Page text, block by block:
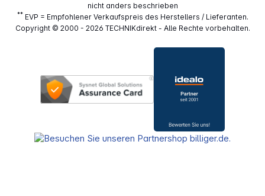
nicht anders beschrieben
**EVP = Empfohlener Verkaufspreis des Herstellers / Lieferanten.
Copyright © 2000 - 2026 TECHNIKdirekt - Alle Rechte vorbehalten.